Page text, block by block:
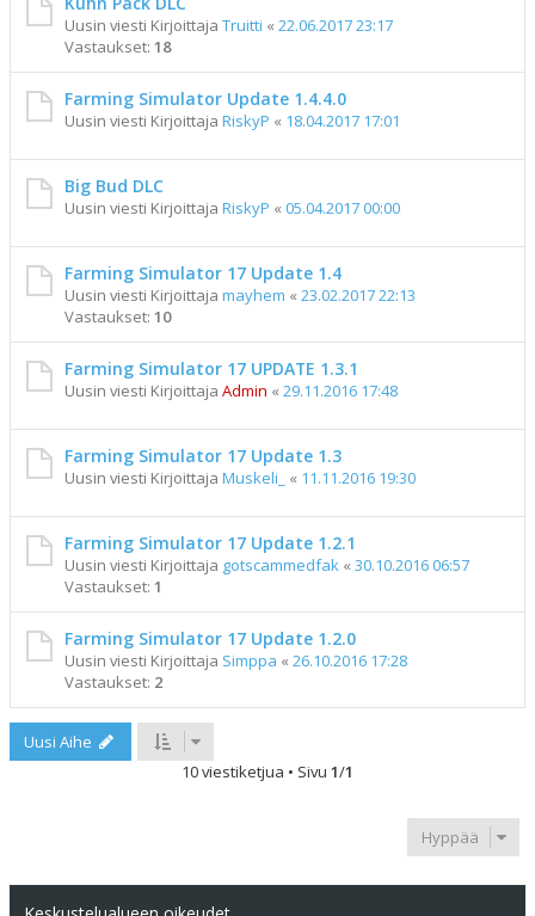
Uusin viesti Kirjoittaja Truitti « 22.06.2017 23:17
Vastaukset: 18
Farming Simulator Update 1.4.4.0
Uusin viesti Kirjoittaja RiskyP « 18.04.2017 17:01
Big Bud DLC
Uusin viesti Kirjoittaja RiskyP « 05.04.2017 00:00
Farming Simulator 17 Update 1.4
Uusin viesti Kirjoittaja mayhem « 23.02.2017 22:13
Vastaukset: 10
Farming Simulator 17 UPDATE 1.3.1
Uusin viesti Kirjoittaja Admin « 29.11.2016 17:48
Farming Simulator 17 Update 1.3
Uusin viesti Kirjoittaja Muskeli_ « 11.11.2016 19:30
Farming Simulator 17 Update 1.2.1
Uusin viesti Kirjoittaja gotscammedfak « 30.10.2016 06:57
Vastaukset: 1
Farming Simulator 17 Update 1.2.0
Uusin viesti Kirjoittaja Simppa « 26.10.2016 17:28
Vastaukset: 2
Uusi Aihe
10 viestiketjua • Sivu 1/1
Hyppää